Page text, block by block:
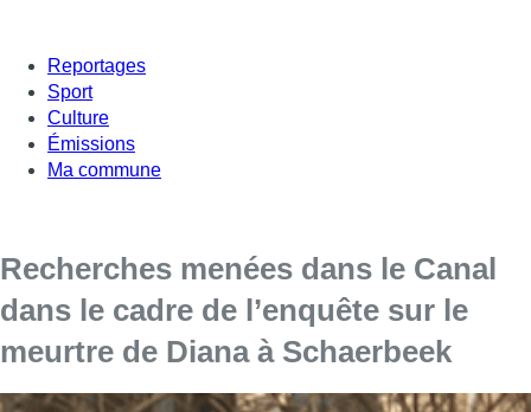
Reportages
Sport
Culture
Émissions
Ma commune
Recherches menées dans le Canal
dans le cadre de l’enquête sur le
meurtre de Diana à Schaerbeek